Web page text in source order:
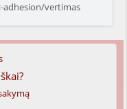
adhesion/vertimas